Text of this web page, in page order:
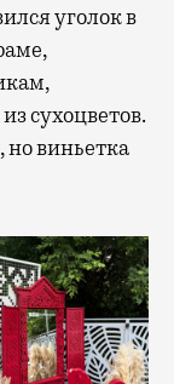
уголок в
сухоцветов.
но виньетка